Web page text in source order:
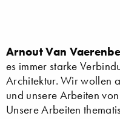
Arnout Van
es immer starke
Architektur. Wir wollen
und unsere Arbeiten
Unsere Arbeiten